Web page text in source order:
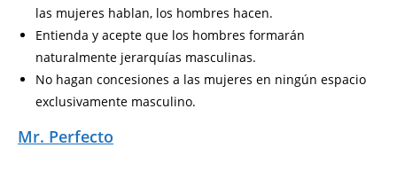
las mujeres hablan, los hombres hacen.
Entienda y acepte que los hombres formarán
naturalmente jerarquías masculinas.
No hagan concesiones a las mujeres en ningún espacio
exclusivamente masculino.
Mr. Perfecto